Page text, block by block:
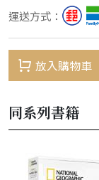
運送方式：
放入購物車
同系列書籍